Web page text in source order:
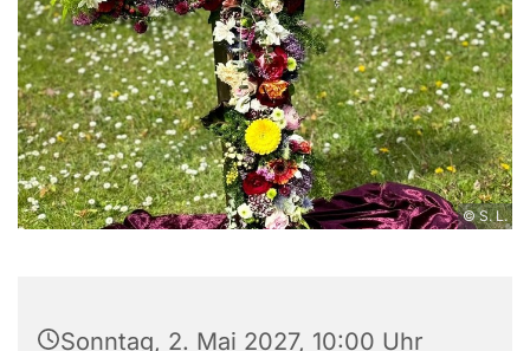
© S. L.
Sonntag, 2. Mai 2027, 10:00 Uhr